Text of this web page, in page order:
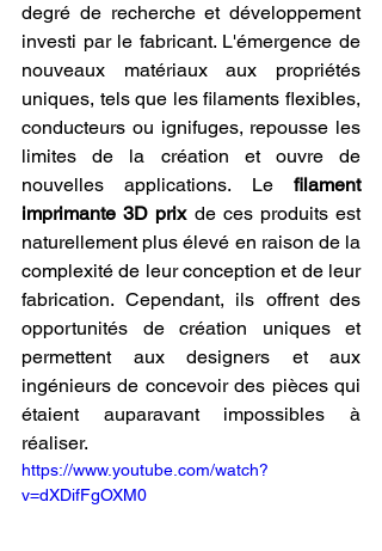
degré de recherche et développement
investi par le fabricant. L'émergence de
nouveaux matériaux aux propriétés
uniques, tels que les filaments flexibles,
conducteurs ou ignifuges, repousse les
limites de la création et ouvre de
nouvelles applications. Le filament
imprimante 3D prix de ces produits est
naturellement plus élevé en raison de la
complexité de leur conception et de leur
fabrication. Cependant, ils offrent des
opportunités de création uniques et
permettent aux designers et aux
ingénieurs de concevoir des pièces qui
étaient auparavant impossibles à
réaliser.
https://www.youtube.com/watch?
v=dXDifFgOXM0